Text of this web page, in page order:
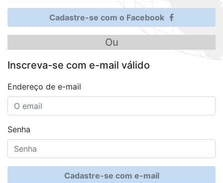
Cadastre-se com o Facebook
Ou
Inscreva-se com e-mail válido
Endereço de e-mail
Senha
Cadastre-se com e-mail